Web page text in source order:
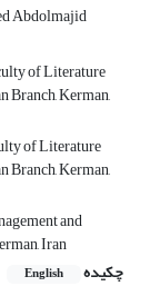
Abdolmajid
of Literature
Branch, Kerman,
of Literature
Branch, Kerman,
and
Iran
چکیده
English